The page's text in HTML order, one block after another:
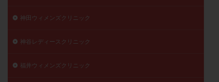
神田ウィメンズクリニック
神谷レディースクリニック
福井ウィメンズクリニック